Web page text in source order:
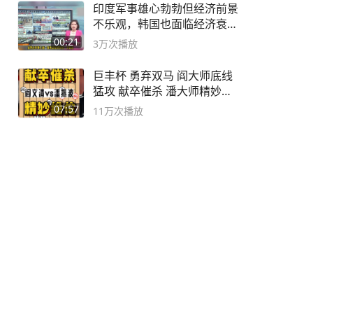
00:21
印度军事雄心勃勃但经济前景
不乐观，韩国也面临经济衰退
风险
3万次播放
07:57
巨丰杯 勇弃双马 阎大师底线
猛攻 献卒催杀 潘大师精妙入
局
11万次播放